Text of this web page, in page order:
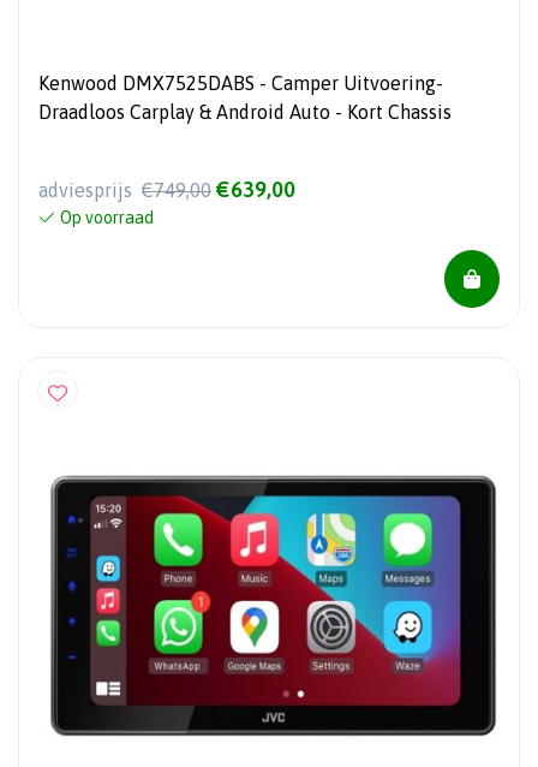
Kenwood DMX7525DABS - Camper Uitvoering-
Draadloos Carplay & Android Auto - Kort Chassis
adviesprijs €749,00 €639,00
Op voorraad